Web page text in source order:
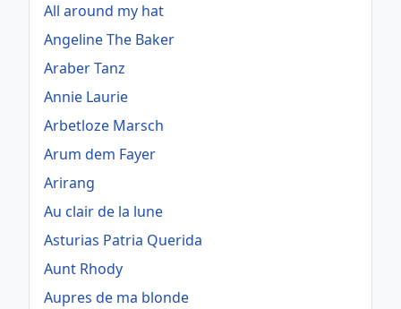
All around my hat
Angeline The Baker
Araber Tanz
Annie Laurie
Arbetloze Marsch
Arum dem Fayer
Arirang
Au clair de la lune
Asturias Patria Querida
Aunt Rhody
Aupres de ma blonde